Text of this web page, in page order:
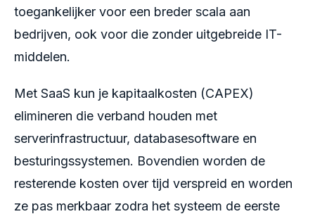
toegankelijker voor een breder scala aan
bedrijven, ook voor die zonder uitgebreide IT-
middelen.
Met SaaS kun je kapitaalkosten (CAPEX)
elimineren die verband houden met
serverinfrastructuur, databasesoftware en
besturingssystemen. Bovendien worden de
resterende kosten over tijd verspreid en worden
ze pas merkbaar zodra het systeem de eerste